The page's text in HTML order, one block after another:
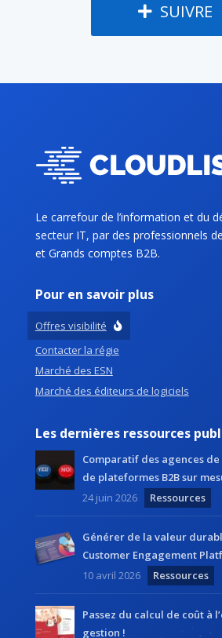
SUIVRE
Le carrefour de l’information et du
secteur IT, par des professionnels
et Grands comptes B2B.
Pour en savoir plus
Offres visibilité
Contacter la régie
Marché des ESN
Marché des éditeurs de logiciels
Les dernières ressources
Comparatif des agences
de plateformes B2B sur
24 juin 2026
Ressources
Générer de la valeur
Customer Engagement
10 avril 2026
Ressources
Passez du calcul de coût à
gestion !